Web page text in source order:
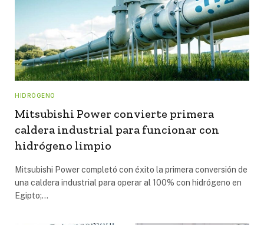
HIDRÓGENO
Mitsubishi Power convierte primera
caldera industrial para funcionar con
hidrógeno limpio
Mitsubishi Power completó con éxito la primera conversión de
una caldera industrial para operar al 100% con hidrógeno en
Egipto;…